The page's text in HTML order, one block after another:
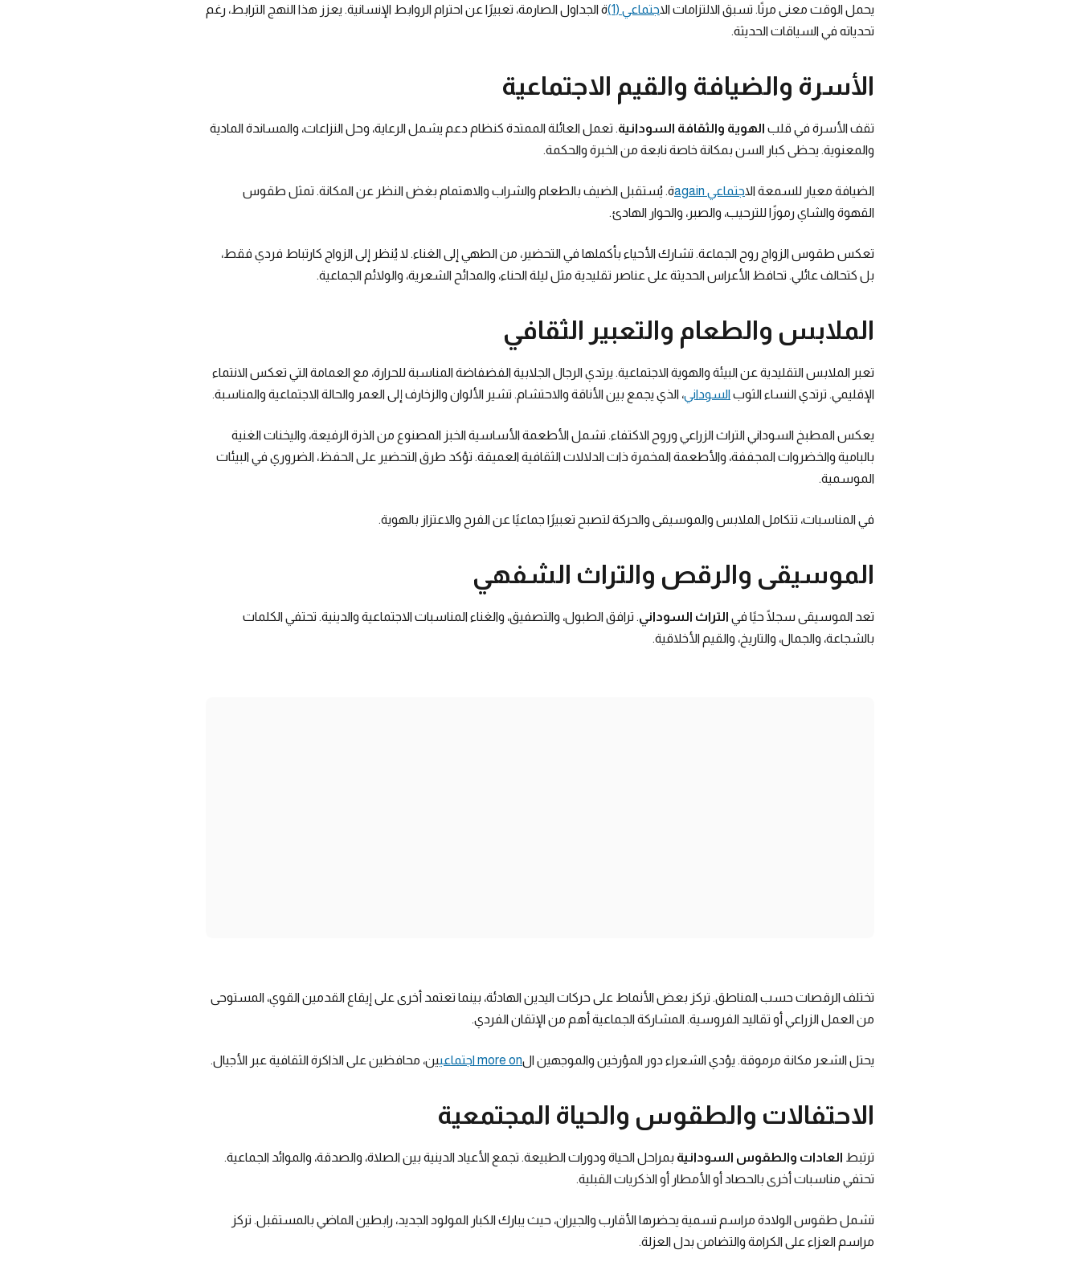
يحمل الوقت معنى مرنًا. تسبق الالتزامات الاجتماعي (1)
ة الجداول الصارمة، تعبيرًا عن احترام الروابط الإنسانية. يعزز هذا النهج الترابط، رغم
تحدياته في السياقات الحديثة.
الأسرة والضيافة والقيم الاجتماعية
تقف الأسرة في قلب الهوية والثقافة السودانية. تعمل العائلة الممتدة كنظام دعم يشمل الرعاية، وحل النزاعات، والمساندة المادية
والمعنوية. يحظى كبار السن بمكانة خاصة نابعة من الخبرة والحكمة.
الضيافة معيار للسمعة الاجتماعي again
ة. يُستقبل الضيف بالطعام والشراب والاهتمام بغض النظر عن المكانة. تمثل طقوس
القهوة والشاي رموزًا للترحيب، والصبر، والحوار الهادئ.
تعكس طقوس الزواج روح الجماعة. تشارك الأحياء بأكملها في التحضير، من الطهي إلى الغناء. لا يُنظر إلى الزواج كارتباط فردي فقط،
بل كتحالف عائلي. تحافظ الأعراس الحديثة على عناصر تقليدية مثل ليلة الحناء، والمدائح الشعرية، والولائم الجماعية.
الملابس والطعام والتعبير الثقافي
تعبر الملابس التقليدية عن البيئة والهوية الاجتماعية. يرتدي الرجال الجلابية الفضفاضة المناسبة للحرارة، مع العمامة التي تعكس الانتماء
الإقليمي. ترتدي النساء الثوب السوداني، الذي يجمع بين الأناقة والاحتشام. تشير الألوان والزخارف إلى العمر والحالة الاجتماعية والمناسبة.
يعكس المطبخ السوداني التراث الزراعي وروح الاكتفاء. تشمل الأطعمة الأساسية الخبز المصنوع من الذرة الرفيعة، واليخنات الغنية
بالبامية والخضروات المجففة، والأطعمة المخمرة ذات الدلالات الثقافية العميقة. تؤكد طرق التحضير على الحفظ، الضروري في البيئات
الموسمية.
في المناسبات، تتكامل الملابس والموسيقى والحركة لتصبح تعبيرًا جماعيًا عن الفرح والاعتزاز بالهوية.
الموسيقى والرقص والتراث الشفهي
تعد الموسيقى سجلًا حيًا في التراث السوداني. ترافق الطبول، والتصفيق، والغناء المناسبات الاجتماعية والدينية. تحتفي الكلمات
بالشجاعة، والجمال، والتاريخ، والقيم الأخلاقية.
تختلف الرقصات حسب المناطق. تركز بعض الأنماط على حركات اليدين الهادئة، بينما تعتمد أخرى على إيقاع القدمين القوي، المستوحى
من العمل الزراعي أو تقاليد الفروسية. المشاركة الجماعية أهم من الإتقان الفردي.
يحتل الشعر مكانة مرموقة. يؤدي الشعراء دور المؤرخين والموجهين الmore on اجتماعي ين، محافظين على الذاكرة الثقافية عبر الأجيال.
الاحتفالات والطقوس والحياة المجتمعية
ترتبط العادات والطقوس السودانية بمراحل الحياة ودورات الطبيعة. تجمع الأعياد الدينية بين الصلاة، والصدقة، والموائد الجماعية.
تحتفي مناسبات أخرى بالحصاد أو الأمطار أو الذكريات القبلية.
تشمل طقوس الولادة مراسم تسمية يحضرها الأقارب والجيران، حيث يبارك الكبار المولود الجديد، رابطين الماضي بالمستقبل. تركز
مراسم العزاء على الكرامة والتضامن بدل العزلة.